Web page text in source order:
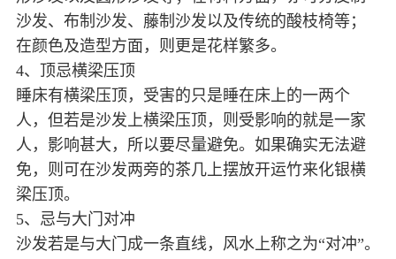
沙发、布制沙发、藤制沙发以及传统的酸枝椅等；
在颜色及造型方面，则更是花样繁多。
4、顶忌横梁压顶
睡床有横梁压顶，受害的只是睡在床上的一两个
人，但若是沙发上横梁压顶，则受影响的就是一家
人，影响甚大，所以要尽量避免。如果确实无法避
免，则可在沙发两旁的茶几上摆放开运竹来化银横
梁压顶。
5、忌与大门对冲
沙发若是与大门成一条直线，风水上称之为“对冲”。